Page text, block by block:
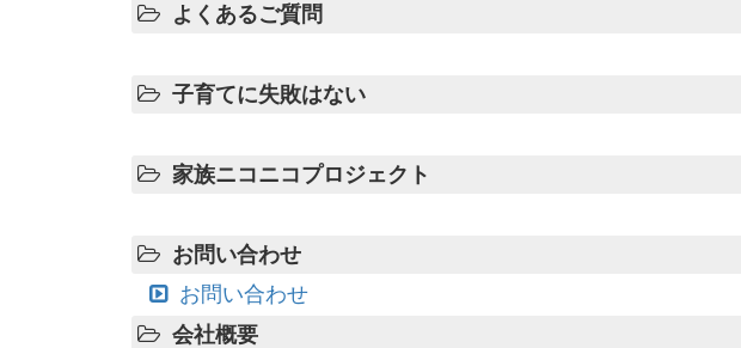
よくあるご質問
子育てに失敗はない
家族ニコニコプロジェクト
お問い合わせ
お問い合わせ
会社概要